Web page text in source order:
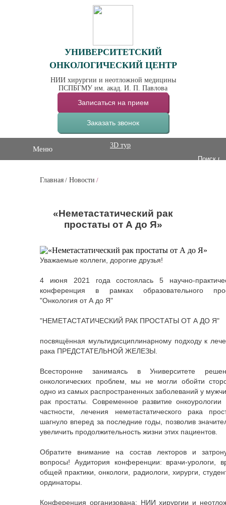
УНИВЕРСИТЕТСКИЙ
ОНКОЛОГИЧЕСКИЙ ЦЕНТР
НИИ хирургии и неотложной медицины
ПСПБГМУ им. акад. И. П. Павлова
Записаться на прием
Заказать звонок
Меню 3D тур
Главная / Новости /
«Неметастатический рак
простаты от А до Я»
Уважаемые коллеги, дорогие друзья!
4 июня 2021 года состоялась 5 научно-
конференция в рамках образовательного
"Онкология от А до Я"
"НЕМЕТАСТАТИЧЕСКИЙ РАК ПРОСТАТЫ ОТ А ДО Я"
посвящённая мультидисциплинарному подходу к
рака ПРЕДСТАТЕЛЬНОЙ ЖЕЛЕЗЫ.
Всесторонне занимаясь в Университете
онкологических проблем, мы не могли обойти
одно из самых распространенных заболеваний у
рак простаты. Современное развитие
частности, лечения неметастатического рака
шагнуло вперед за последние годы, позволив
увеличить продолжительность жизни этих пациентов.
Обратите внимание на состав лекторов и
вопросы! Аудитория конференции: врачи-урологи,
общей практики, онкологи, радиологи, хирурги,
ординаторы.
Конференция организована: НИИ хирургии и